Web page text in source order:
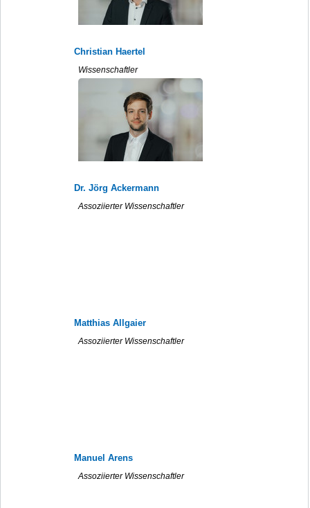
Christian Haertel
Wissenschaftler
Dr. Jörg Ackermann
Assoziierter Wissenschaftler
Matthias Allgaier
Assoziierter Wissenschaftler
Manuel Arens
Assoziierter Wissenschaftler